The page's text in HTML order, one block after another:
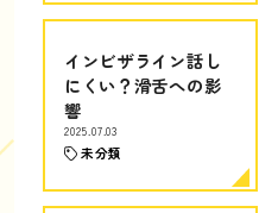
インビザライン話し
にくい？滑舌への影
響
2025.07.03
未分類